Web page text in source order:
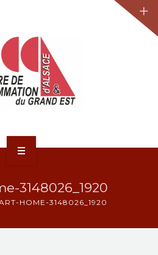
3148026_1920
HOME-3148026_1920